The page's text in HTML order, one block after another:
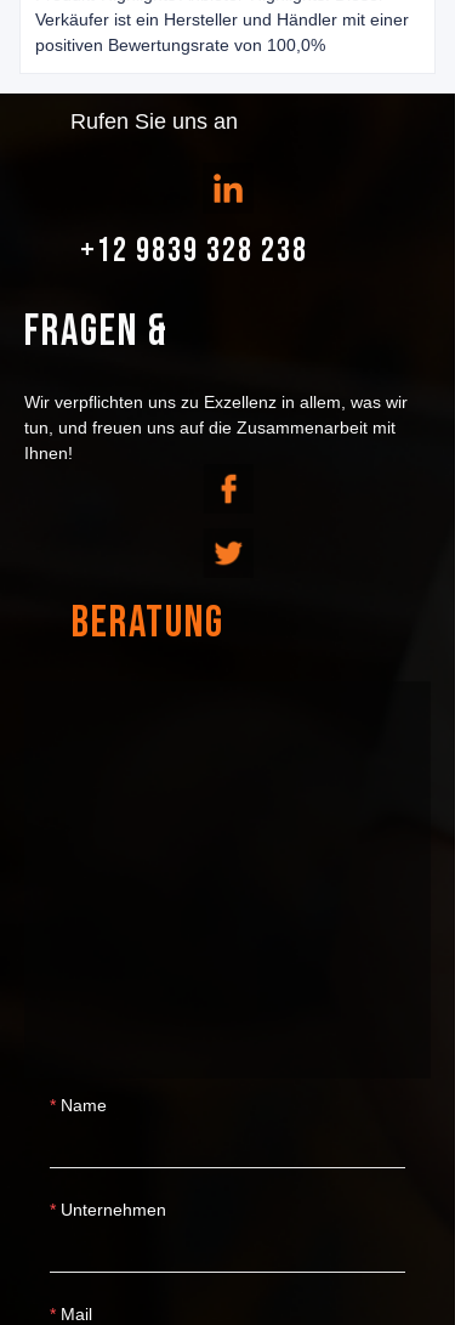
Verkäufer ist ein Hersteller und Händler mit einer
positiven Bewertungsrate von 100,0%
Name
Unternehmen
Mail
FRAGEN &
Wir verpflichten uns zu Exzellenz in allem, was wir
tun, und freuen uns auf die Zusammenarbeit mit
Ihnen!
Rufen Sie uns an
+12 9839 328 238
BERATUNG